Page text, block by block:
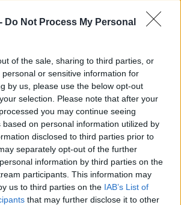
Do Not Process My Personal
of the sale, sharing to third parties, or
or sensitive information for
by us, please use the below opt-out
selection. Please note that after your
you may continue seeing
based on personal information utilized by
disclosed to third parties prior to
separately opt-out of the further
information by third parties on the
participants. This information may
us to third parties on the IAB’s List of
that may further disclose it to other
cuantificado con lo que
de intereses partidistas, la
posiciones, ponerse siempre
ciudadanía y de los sectores
y que las necesidades de la
es lo que prevalece en
de Valladolid, con el alcalde y
oposición unidos con un mismo
de la buena política y de la
EJEMPLOS DE